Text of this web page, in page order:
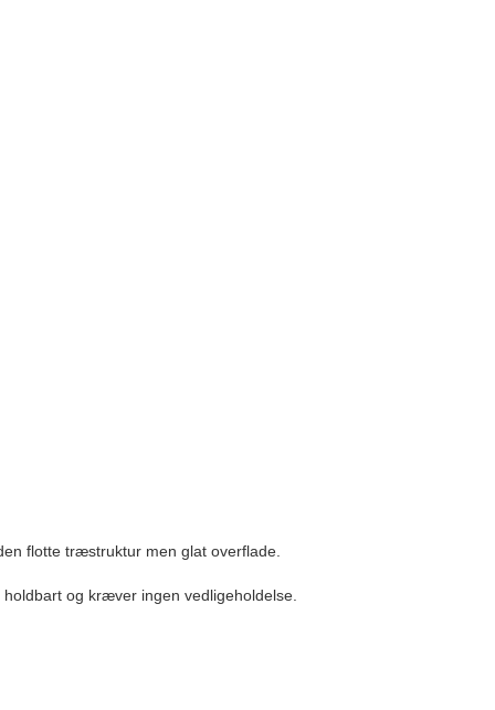
flotte træstruktur men glat overflade.
og kræver ingen vedligeholdelse.